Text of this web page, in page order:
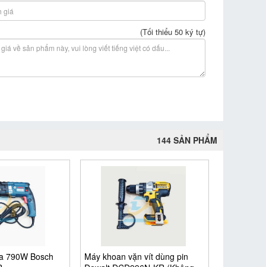
(Tối thiểu 50 ký tự)
144 SẢN PHẨM
790W Bosch
Máy khoan vặn vít dùng pin